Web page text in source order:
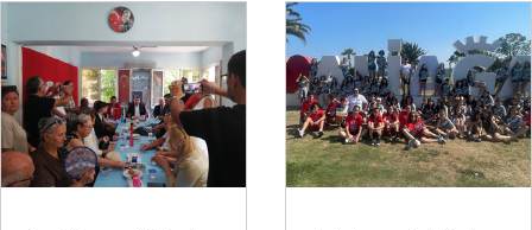
İzmir’de 3 Milyarlık Dev İmza